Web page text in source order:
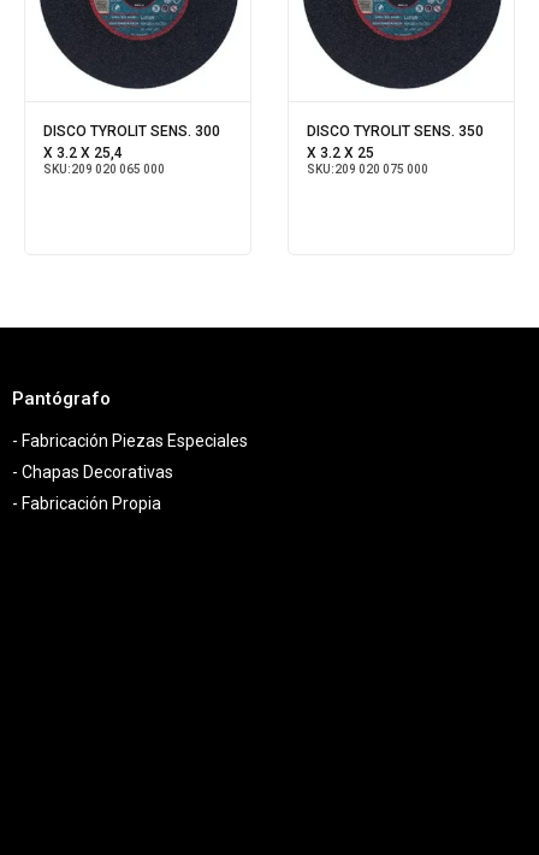
DISCO TYROLIT SENS. 300
X 3.2 X 25,4
SKU:209 020 065 000
DISCO TYROLIT SENS. 350
X 3.2 X 25
SKU:209 020 075 000
Pantógrafo
- Fabricación Piezas Especiales
- Chapas Decorativas
- Fabricación Propia